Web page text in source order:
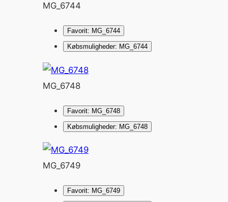
MG_6744
Favorit: MG_6744
Købsmuligheder: MG_6744
MG_6748
Favorit: MG_6748
Købsmuligheder: MG_6748
MG_6749
Favorit: MG_6749